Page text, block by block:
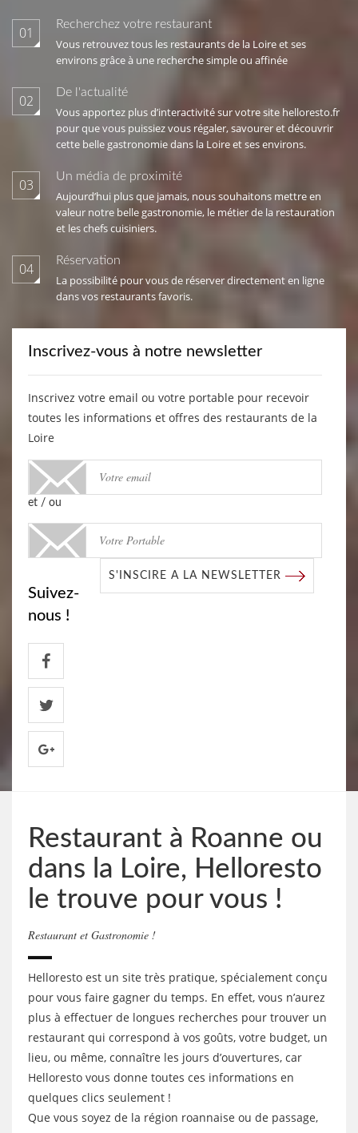
01 Recherchez votre restaurant
Vous retrouvez tous les restaurants de la Loire et ses
environs grâce à une recherche simple ou affinée
02 De l'actualité
Vous apportez plus d’interactivité sur votre site helloresto.fr
pour que vous puissiez vous régaler, savourer et découvrir
cette belle gastronomie dans la Loire et ses environs.
03 Un média de proximité
Aujourd’hui plus que jamais, nous souhaitons mettre en
valeur notre belle gastronomie, le métier de la restauration
et les chefs cuisiniers.
04 Réservation
La possibilité pour vous de réserver directement en ligne
dans vos restaurants favoris.
Inscrivez-vous à notre newsletter
Inscrivez votre email ou votre portable pour recevoir
toutes les informations et offres des restaurants de la
Loire
et / ou
S'INSCIRE A LA NEWSLETTER
Suivez-
nous !
Restaurant à Roanne ou
dans la Loire, Helloresto
le trouve pour vous !
Restaurant et Gastronomie !
Helloresto est un site très pratique, spécialement conçu
pour vous faire gagner du temps. En effet, vous n’aurez
plus à effectuer de longues recherches pour trouver un
restaurant qui correspond à vos goûts, votre budget, un
lieu, ou même, connaître les jours d’ouvertures, car
Helloresto vous donne toutes ces informations en
quelques clics seulement !
Que vous soyez de la région roannaise ou de passage,